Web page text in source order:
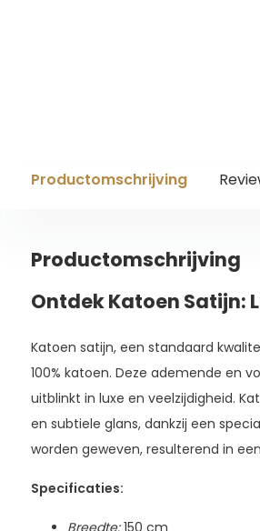
Productomschrijving
Productomschrijving
Ontdek Katoen Satijn:
Katoen satijn, een standaard
100% katoen. Deze ademende en
uitblinkt in luxe en veelzijdigheid.
en subtiele glans, dankzij een
worden geweven, resulterend in
Specificaties:
Breedte:150 cm